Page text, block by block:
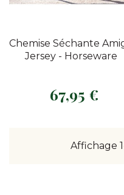
Chemise Séchante
Jersey - Horseware
Prix
67,95 €
Affichage